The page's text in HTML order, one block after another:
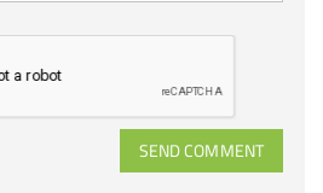
SEND COMMENT